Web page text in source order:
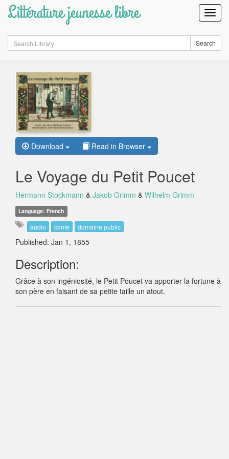
Littérature jeunesse libre
Search Search
Download Read in Browser
Le Voyage du Petit Poucet
Hermann Stockmann & Jakob Grimm & Wilhelm Grimm
Language: French
audio conte domaine public
Published: Jan 1, 1855
Description:
Grâce à son ingéniosité, le Petit Poucet va apporter la fortune à
son père en faisant de sa petite taille un atout.